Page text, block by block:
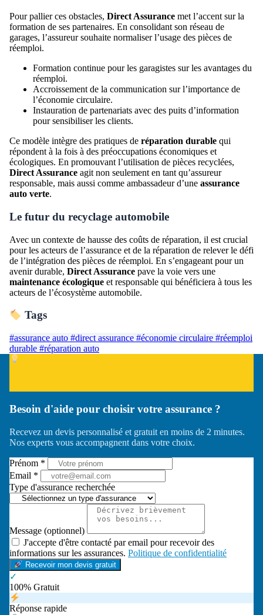
Pour pallier ces obstacles, Direct Assurance met l’accent sur la
formation de ses partenaires. En consolidant son réseau de
garages, l’assureur souhaite normaliser l’usage des pièces de
réemploi.
Formation continue pour les garagistes sur les avantages du
réemploi.
Accroissement de la communication sur l’importance de
l’économie circulaire.
Instauration de partenariats avec des puits d’information
pour sensibiliser les clients.
Ce modèle intègre des pratiques de réparation durable qui
répondent à la fois à des préoccupations économiques et
écologiques. En promouvant l’utilisation de pièces recyclées,
Direct Assurance agit non seulement en tant qu’assureur
responsable, mais aussi comme ambassadeur d’une assurance
auto verte.
Le futur du recyclage automobile
Avec un contexte de hausse des coûts de réparation, il est crucial
pour les acteurs de l’assurance et de la réparation de relever le défi
de l’intégration des pièces de réemploi. En s’engageant pour un
avenir durable, Direct Assurance pave la voie vers une
maintenance écologique et responsable qui bénéficiera à tous les
acteurs de l’écosystème automobile.
Tags
#assurance auto #direct assurance #économie circulaire #réemploi
durable #réparation auto
Besoin d'aide pour choisir votre assurance ?
Recevez un devis personnalisé et gratuit en moins de 2 minutes.
Nos experts vous accompagnent dans votre choix.
Prénom *
Email *
Type d'assurance recherchée
Message (optionnel)
J'accepte d'être contacté par email pour recevoir des
informations sur les assurances. Politique de confidentialité
Recevoir mon devis gratuit
✓
100% Gratuit
Réponse rapide